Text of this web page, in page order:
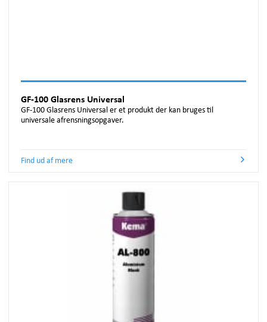
GF-100 Glasrens Universal
GF-100 Glasrens Universal er et produkt der kan bruges til
universale afrensningsopgaver.
Find ud af mere